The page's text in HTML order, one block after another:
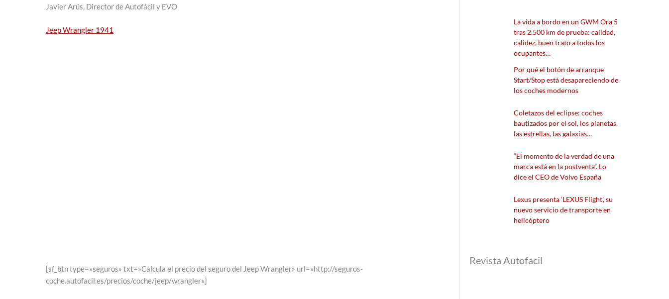
Javier Arús, Director de Autofácil y EVO
Jeep Wrangler 1941
[sf_btn type=»seguros» txt=»Calcula el precio del seguro del Jeep Wrangler» url=»http://seguros-
coche.autofacil.es/precios/coche/jeep/wrangler»]
La vida a bordo en un GWM Ora 5
tras 2.500 km de prueba: calidad,
calidez, buen trato a todos los
ocupantes…
Por qué el botón de arranque
Start/Stop está desapareciendo de
los coches modernos
Coletazos del eclipse: coches
bautizados por el sol, los planetas,
las estrellas, las galaxias…
“El momento de la verdad de una
marca está en la postventa”. Lo
dice el CEO de Volvo España
Lexus presenta ‘LEXUS Flight’, su
nuevo servicio de transporte en
helicóptero
Revista Autofacil